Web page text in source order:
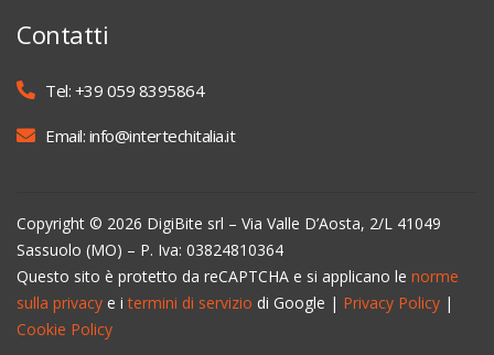
Contatti
Tel: +39 059 8395864
Email: info@intertechitalia.it
Copyright © 2026 DigiBite srl – Via Valle D’Aosta, 2/L 41049
Sassuolo (MO) – P. Iva: 03824810364
Questo sito è protetto da reCAPTCHA e si applicano le norme
sulla privacy e itermini di servizio di Google | Privacy Policy |
Cookie Policy